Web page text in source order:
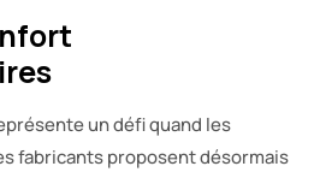
un défi quand les
fabricants proposent désormais